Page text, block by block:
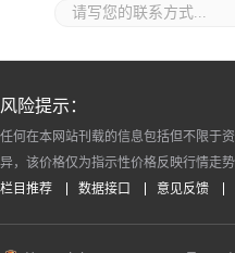
风险提示：
任何在本网站刊载的信息包括但不限于
异，该价格仅为指示性价格反映行情走
栏目推荐
数据接口 意见反馈